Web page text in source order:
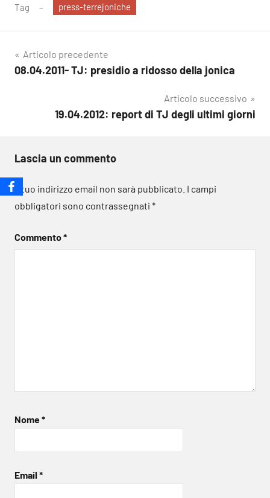
Tag press-terrejoniche
Navigazione
articoli
Articolo precedente
08.04.2011- TJ: presidio a ridosso della jonica
Articolo successivo
19.04.2012: report di TJ degli ultimi giorni
Lascia un commento
Il tuo indirizzo email non sarà pubblicato. I campi
obbligatori sono contrassegnati *
Commento*
Nome*
Email *